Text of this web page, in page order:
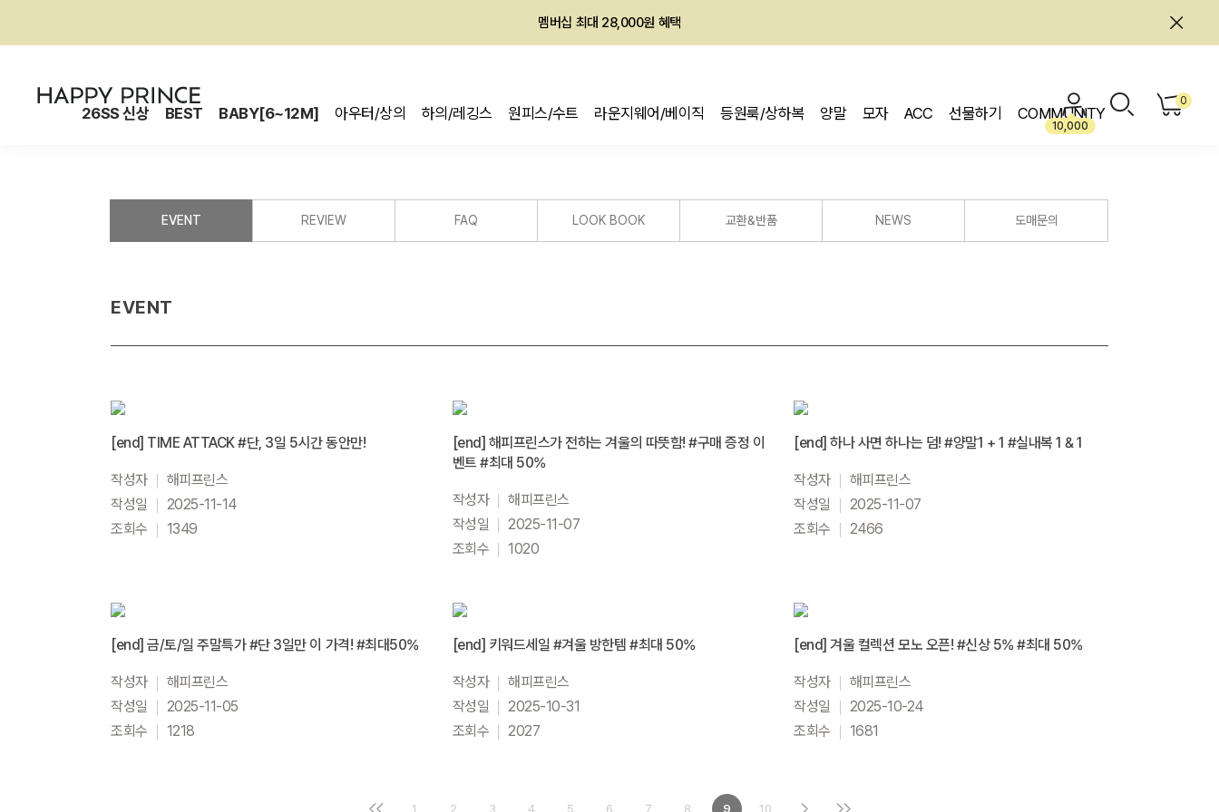
멤버십 최대 28,000원 혜택
26SS 신상 BEST BABY[6~12M] 아우터/상의 하의/레깅스 원피스/수트 라운지웨어/베이직 등원룩/상하복 양말 모자 ACC 선물하기 COMMUNITY
10,000
0
EVENT REVIEW FAQ LOOK BOOK 교환&반품 NEWS 도매문의
EVENT
[end] TIME ATTACK #단, 3일 5시간 동안만!
작성자
해피프린스
작성일
2025-11-14
조회수
1349
[end] 해피프린스가 전하는 겨울의 따뜻함! #구매 증정 이
벤트 #최대 50%
작성자
해피프린스
작성일
2025-11-07
조회수
1020
[end] 하나 사면 하나는 덤! #양말1 + 1 #실내복 1 & 1
작성자
해피프린스
작성일
2025-11-07
조회수
2466
[end] 금/토/일 주말특가 #단 3일만 이 가격! #최대50%
작성자
해피프린스
작성일
2025-11-05
조회수
1218
[end] 키워드세일 #겨울 방한템 #최대 50%
작성자
해피프린스
작성일
2025-10-31
조회수
2027
[end] 겨울 컬렉션 모노 오픈! #신상 5% #최대 50%
작성자
해피프린스
작성일
2025-10-24
조회수
1681
1 2 3 4 5 6 7 8 9 10